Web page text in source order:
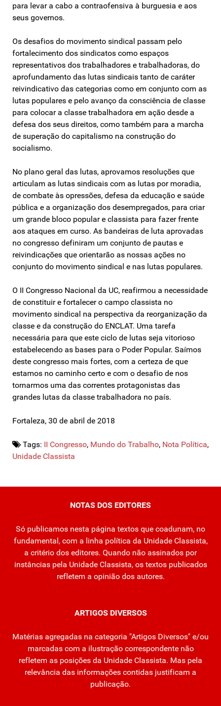
para levar a cabo a contraofensiva à burguesia e aos
seus governos.
Os desafios do movimento sindical passam pelo
fortalecimento dos sindicatos como espaços
representativos dos trabalhadores e trabalhadoras, do
aprofundamento das lutas sindicais tanto de caráter
reivindicativo das categorias como em conjunto com as
lutas populares e pelo avanço da consciência de classe
para colocar a classe trabalhadora em ação desde a
defesa dos seus direitos, como também para a marcha
de superação do capitalismo na construção do
socialismo.
No plano geral das lutas, aprovamos resoluções que
articulam as lutas sindicais com as lutas por moradia,
de combate às opressões, defesa da educação e saúde
pública e a organização dos desempregados, para criar
um grande bloco popular e classista para fazer frente
aos ataques em curso. As bandeiras de luta aprovadas
no congresso definiram um conjunto de pautas e
reivindicações que orientarão as nossas ações no
conjunto do movimento sindical e nas lutas populares.
O II Congresso Nacional da UC, reafirmou a necessidade
de constituir e fortalecer o campo classista no
movimento sindical na perspectiva da reorganização da
classe e da construção do ENCLAT. Uma tarefa
necessária para que este ciclo de lutas seja vitorioso
estabelecendo as bases para o Poder Popular. Saímos
deste congresso mais fortes, com a certeza de que
estamos no caminho certo e com o desafio de nos
tornarmos uma das correntes protagonistas das
grandes lutas da classe trabalhadora no país.
Fortaleza, 30 de abril de 2018
Tags: II Congresso, Mundo do Trabalho, Nota Política,
Unidade Classista
NOTAS DOS EDITORES
Só publicamos nesta página textos que coadunam, no
fundamental, com a linha política da Unidade Classista,
a critério dos editores. Quando não assinados por
instâncias pela Unidade Classista, os textos publicados
refletem a opinião dos autores.
ARTIGOS DIVERSOS
Matérias agregadas na categoria "Artigos Diversos" e/ou
marcadas com a ilustração correspondente não
refletem as posições da Unidade Classista. Mas pela
relevância das informações contidas justificam a
publicação.